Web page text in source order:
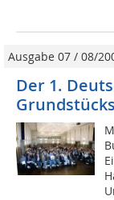
Ausgabe 07 / 08/
Der 1.